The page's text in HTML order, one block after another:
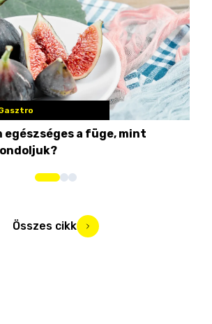
egészséges a füge, mint
Összes cikk